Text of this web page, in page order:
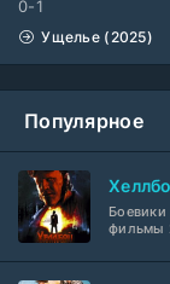
Анна
0-1
Ущелье (2025)
Популярное
фильмы
2024 /